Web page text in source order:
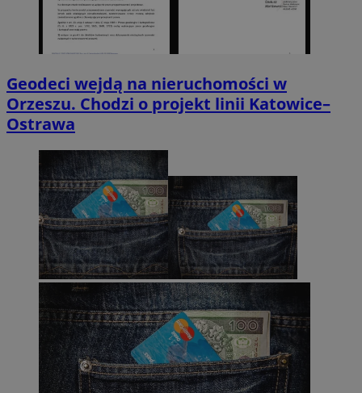
Geodeci wejdą na nieruchomości w
Orzeszu. Chodzi o projekt linii Katowice–
Ostrawa